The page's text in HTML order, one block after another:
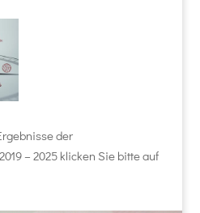
der
– 2025 klicken Sie bitte auf